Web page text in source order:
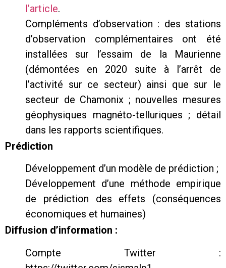
l’article.
Compléments d’observation : des stations
d’observation complémentaires ont été
installées sur l’essaim de la Maurienne
(démontées en 2020 suite à l’arrêt de
l’activité sur ce secteur) ainsi que sur le
secteur de Chamonix ; nouvelles mesures
géophysiques magnéto-telluriques ; détail
dans les rapports scientifiques.
Prédiction
Développement d’un modèle de prédiction ;
Développement d’une méthode empirique
de prédiction des effets (conséquences
économiques et humaines)
Diffusion d’information :
Compte Twitter :